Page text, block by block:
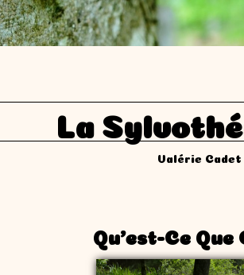
Valérie Cadet
Qu'est-Ce Que